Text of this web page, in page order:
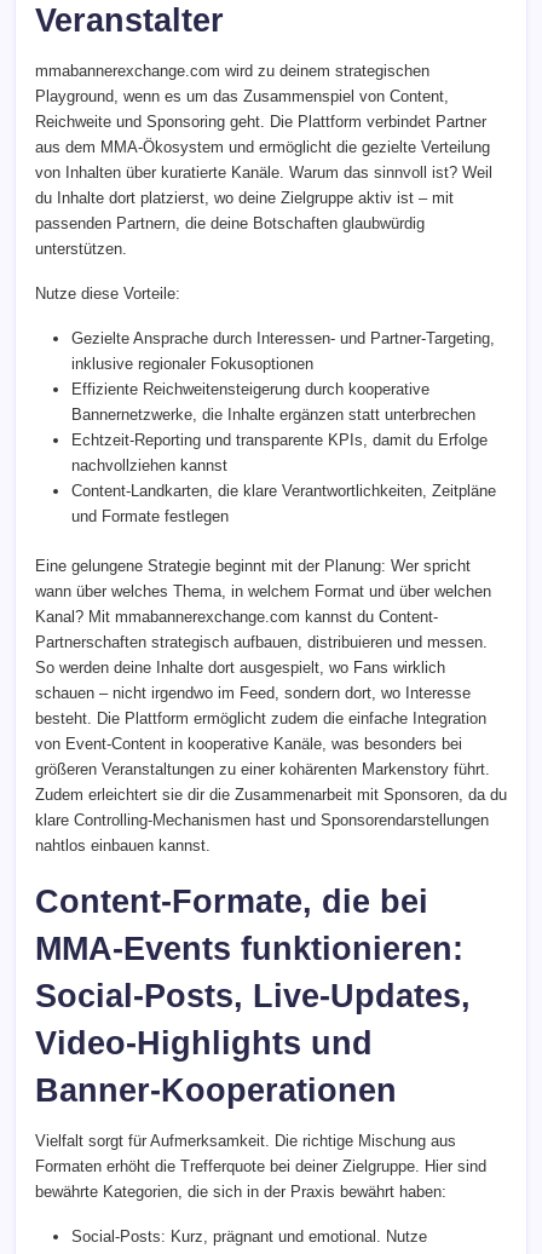
Veranstalter
mmabannerexchange.com wird zu deinem strategischen
Playground, wenn es um das Zusammenspiel von Content,
Reichweite und Sponsoring geht. Die Plattform verbindet Partner
aus dem MMA-Ökosystem und ermöglicht die gezielte Verteilung
von Inhalten über kuratierte Kanäle. Warum das sinnvoll ist? Weil
du Inhalte dort platzierst, wo deine Zielgruppe aktiv ist – mit
passenden Partnern, die deine Botschaften glaubwürdig
unterstützen.
Nutze diese Vorteile:
Gezielte Ansprache durch Interessen- und Partner-Targeting,
inklusive regionaler Fokusoptionen
Effiziente Reichweitensteigerung durch kooperative
Bannernetzwerke, die Inhalte ergänzen statt unterbrechen
Echtzeit-Reporting und transparente KPIs, damit du Erfolge
nachvollziehen kannst
Content-Landkarten, die klare Verantwortlichkeiten, Zeitpläne
und Formate festlegen
Eine gelungene Strategie beginnt mit der Planung: Wer spricht
wann über welches Thema, in welchem Format und über welchen
Kanal? Mit mmabannerexchange.com kannst du Content-
Partnerschaften strategisch aufbauen, distribuieren und messen.
So werden deine Inhalte dort ausgespielt, wo Fans wirklich
schauen – nicht irgendwo im Feed, sondern dort, wo Interesse
besteht. Die Plattform ermöglicht zudem die einfache Integration
von Event-Content in kooperative Kanäle, was besonders bei
größeren Veranstaltungen zu einer kohärenten Markenstory führt.
Zudem erleichtert sie dir die Zusammenarbeit mit Sponsoren, da du
klare Controlling-Mechanismen hast und Sponsorendarstellungen
nahtlos einbauen kannst.
Content-Formate, die bei
MMA-Events funktionieren:
Social-Posts, Live-Updates,
Video-Highlights und
Banner-Kooperationen
Vielfalt sorgt für Aufmerksamkeit. Die richtige Mischung aus
Formaten erhöht die Trefferquote bei deiner Zielgruppe. Hier sind
bewährte Kategorien, die sich in der Praxis bewährt haben:
Social-Posts: Kurz, prägnant und emotional. Nutze